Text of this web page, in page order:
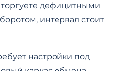
дефицитными
интервал стоит
настройки под